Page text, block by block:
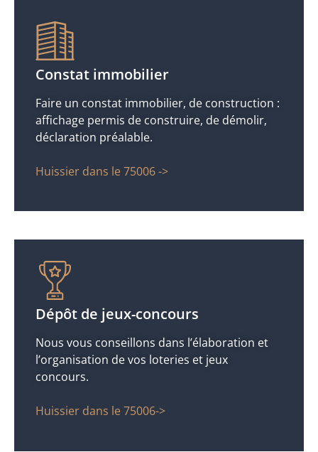
Constat immobilier
Faire un constat immobilier, de construction :
affichage permis de construire, de démolir,
déclaration préalable.
Huissier dans le 75006 ->
Dépôt de jeux-concours
Nous vous conseillons dans l’élaboration et
l’organisation de vos loteries et jeux
concours.
Huissier dans le 75006->